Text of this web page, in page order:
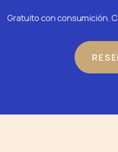
Gratuito con consumición.